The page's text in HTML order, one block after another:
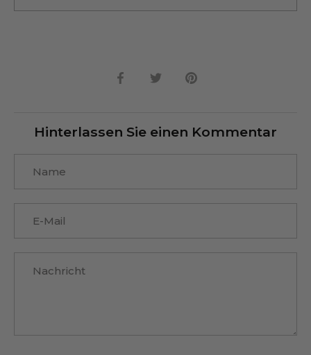
TeilenTwitternPinnen
Hinterlassen Sie einen Kommentar